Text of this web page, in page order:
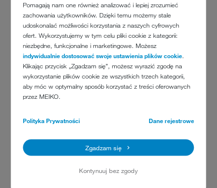
Pomagają nam one również analizować i lepiej zrozumieć
zachowania użytkowników. Dzięki temu możemy stale
udoskonalać możliwości korzystania z naszych cyfrowych
ofert. Wykorzystujemy w tym celu pliki cookie z kategorii:
niezbędne, funkcjonalne i marketingowe. Możesz
indywidualnie dostosować swoje ustawienia plików cookie.
Klikając przycisk „Zgadzam się”, możesz wyrazić zgodę na
wykorzystanie plików cookie ze wszystkich trzech kategorii,
aby móc w optymalny sposób korzystać z treści oferowanych
przez MEIKO.
Polityka Prywatności Dane rejestrowe
Zgadzam się
Kontynuuj bez zgody
Interesuje mnie:
Zmywanie
Zmywarki wózkowe
Systemy transportowe
Urządzenia do usuwania resztek jedzenia
Urządzenia do mycia i dezynfekcji
Czyszczenie masek i aparatów oddechowych
Rozwiązania niestandardowe
ReCaptcha
Click to start verification